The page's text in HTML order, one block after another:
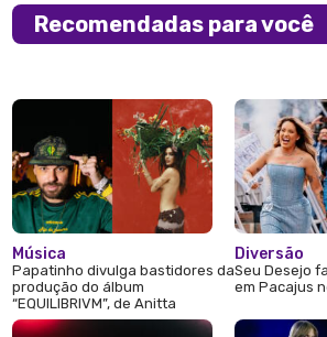
Recomendadas para você
Música
Papatinho divulga bastidores da
produção do álbum
“EQUILIBRIVM”, de Anitta
Diversão
Seu Desejo
em Pacajus